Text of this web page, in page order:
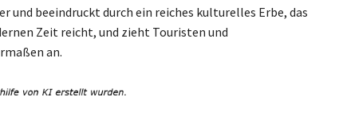
und beeindruckt durch ein reiches kulturelles Erbe, das
Zeit reicht, und zieht Touristen und
an.